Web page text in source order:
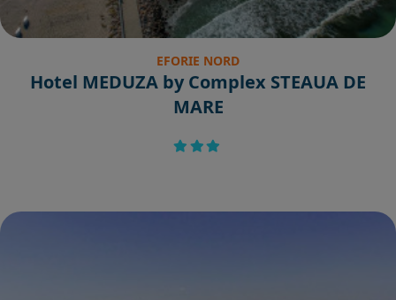
EFORIE NORD
Hotel MEDUZA by Complex STEAUA DE
MARE